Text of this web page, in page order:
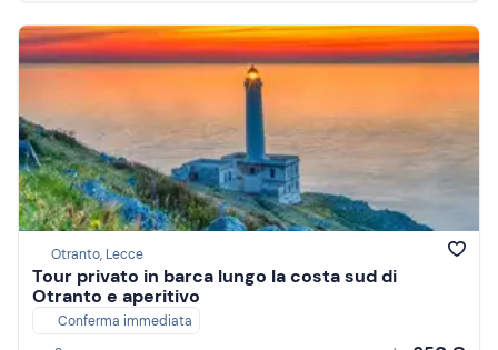
Otranto, Lecce
Tour privato in barca lungo la costa sud di
Otranto e aperitivo
Conferma immediata